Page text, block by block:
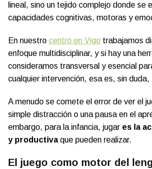
lineal, sino un tejido complejo donde se
capacidades cognitivas, motoras y
En nuestro centro en Vigo trabajamos
enfoque multidisciplinar, y si hay una
consideramos transversal y esencial
cualquier intervención, esa es, sin duda,
A menudo se comete el error de ver el
simple distracción o una pausa en el
embargo, para la infancia, jugar es la
y productivaque pueden realizar.
El juego como motor del